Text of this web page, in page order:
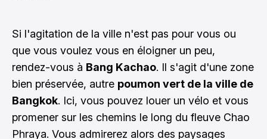
Si l'agitation de la ville n'est pas pour vous ou
que vous voulez vous en éloigner un peu,
rendez-vous à Bang Kachao. Il s'agit d'une zone
bien préservée, autre poumon vert de la ville de
Bangkok. Ici, vous pouvez louer un vélo et vous
promener sur les chemins le long du fleuve Chao
Phraya. Vous admirerez alors des paysages